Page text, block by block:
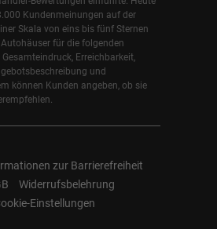
Kundenmeinungen auf der
Skala von eins bis fünf Sternen
für die folgenden
Gesamteindruck, Erreichbarkeit,
und
können Kunden angeben, ob sie
zur Barrierefreiheit
Widerrufsbelehrung
Einstellungen